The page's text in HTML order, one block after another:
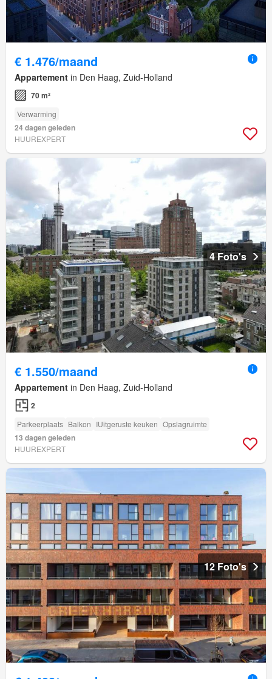
€ 1.476/maand
Appartement in Den Haag, Zuid-Holland
70 m²
Verwarming
24 dagen geleden
HUUREXPERT
4 Foto's
€ 1.550/maand
Appartement in Den Haag, Zuid-Holland
2
Parkeerplaats Balkon IUitgeruste keuken Opslagruimte
13 dagen geleden
HUUREXPERT
12 Foto's